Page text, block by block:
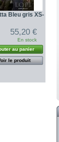
Bleu gris XS-
55,20 €
En stock
au panier
le produit